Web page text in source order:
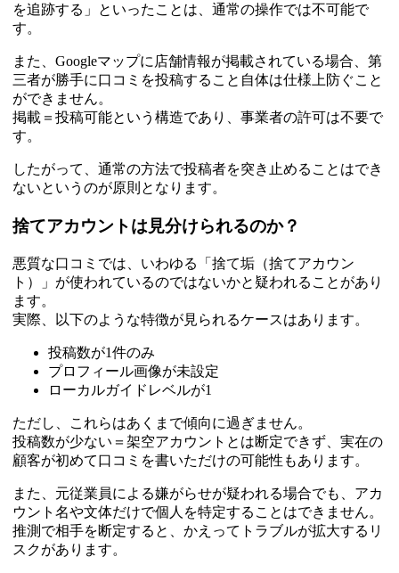
を追跡する」といったことは、通常の操作では不可能で
す。
また、Googleマップに店舗情報が掲載されている場合、第
三者が勝手に口コミを投稿すること自体は仕様上防ぐこと
ができません。
掲載＝投稿可能という構造であり、事業者の許可は不要で
す。
したがって、通常の方法で投稿者を突き止めることはでき
ないというのが原則となります。
捨てアカウントは見分けられるのか？
悪質な口コミでは、いわゆる「捨て垢（捨てアカウン
ト）」が使われているのではないかと疑われることがあり
ます。
実際、以下のような特徴が見られるケースはあります。
投稿数が1件のみ
プロフィール画像が未設定
ローカルガイドレベルが1
ただし、これらはあくまで傾向に過ぎません。
投稿数が少ない＝架空アカウントとは断定できず、実在の
顧客が初めて口コミを書いただけの可能性もあります。
また、元従業員による嫌がらせが疑われる場合でも、アカ
ウント名や文体だけで個人を特定することはできません。
推測で相手を断定すると、かえってトラブルが拡大するリ
スクがあります。